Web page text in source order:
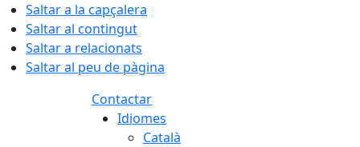
Saltar a la capçalera
Saltar al contingut
Saltar a relacionats
Saltar al peu de pàgina
Contactar
Idiomes
Català